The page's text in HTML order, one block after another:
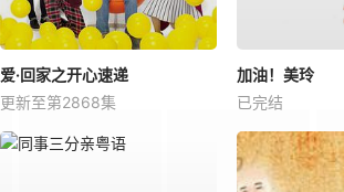
爱·回家之开心速递
更新至第2868集
加油！美玲
已完结